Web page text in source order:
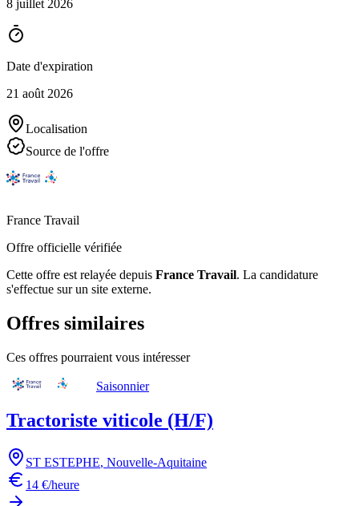
8 juillet 2026
Date d'expiration
21 août 2026
Localisation
Source de l'offre
France Travail
Offre officielle vérifiée
Cette offre est relayée depuis France Travail. La candidature
s'effectue sur un site externe.
Offres similaires
Ces offres pourraient vous intéresser
Saisonnier
Tractoriste viticole (H/F)
ST ESTEPHE, Nouvelle-Aquitaine
14 €/heure